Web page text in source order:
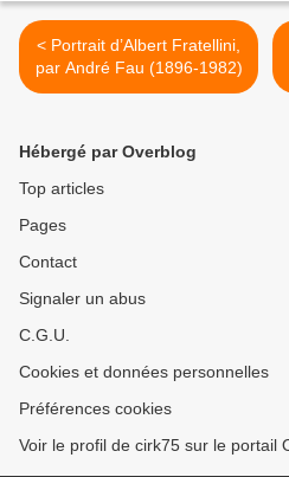
< Portrait d’Albert Fratellini,
par André Fau (1896-1982)
Hébergé par Overblog
Top articles
Pages
Contact
Signaler un abus
C.G.U.
Cookies et données personnelles
Préférences cookies
Voir le profil de cirk75 sur le portail